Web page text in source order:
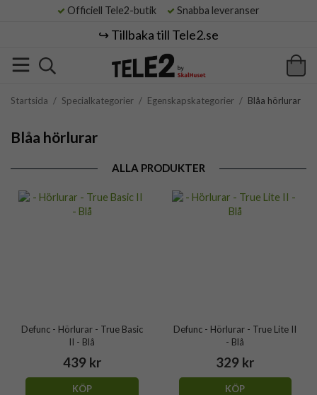
Officiell Tele2-butik Snabba leveranser
↪️ Tillbaka till Tele2.se
Startsida / Specialkategorier / Egenskapskategorier / Blåa hörlurar
Blåa hörlurar
ALLA PRODUKTER
Defunc - Hörlurar - True Basic
II - Blå
439 kr
KÖP
Defunc - Hörlurar - True Lite II
- Blå
329 kr
KÖP